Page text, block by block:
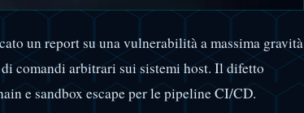
un report su una vulnerabilità a massima gravità
comandi arbitrari sui sistemi host. Il difetto
e sandbox escape per le pipeline CI/CD.